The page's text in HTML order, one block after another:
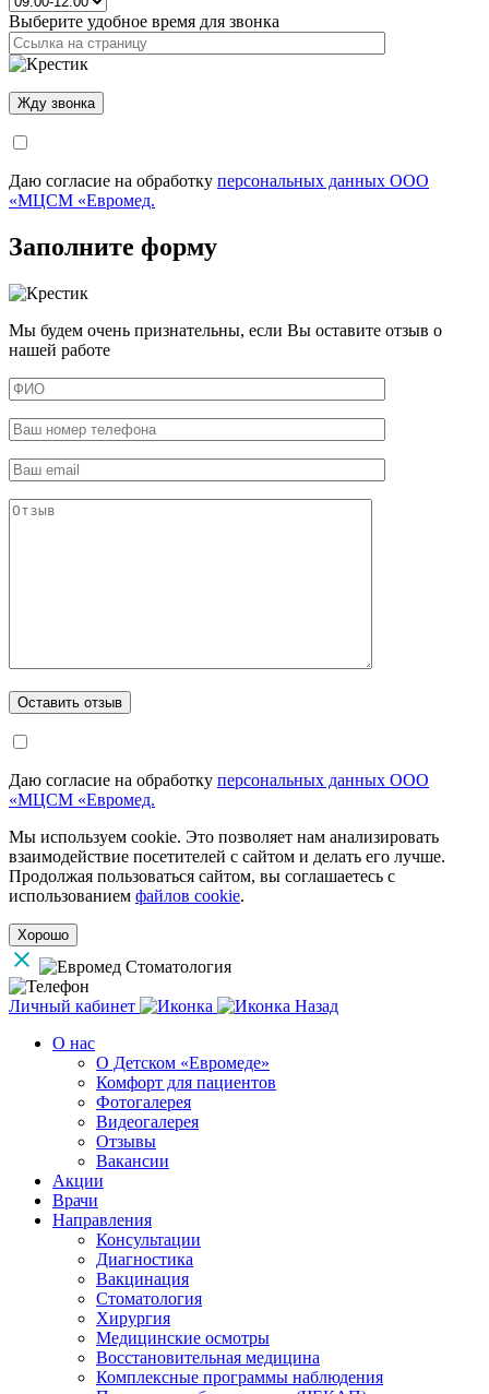
Выберите удобное время для звонка
Даю согласие на обработку персональных данных ООО
«МЦСМ «Евромед.
Заполните форму
Мы будем очень признательны, если Вы оставите отзыв о
нашей работе
Даю согласие на обработку персональных данных ООО
«МЦСМ «Евромед.
Мы используем cookie. Это позволяет нам анализировать
взаимодействие посетителей с сайтом и делать его лучше.
Продолжая пользоваться сайтом, вы соглашаетесь с
использованием файлов cookie.
Хорошо
Личный кабинет
Назад
О нас
О Детском «Евромеде»
Комфорт для пациентов
Фотогалерея
Видеогалерея
Отзывы
Вакансии
Акции
Врачи
Направления
Консультации
Диагностика
Вакцинация
Стоматология
Хирургия
Медицинские осмотры
Восстановительная медицина
Комплексные программы наблюдения